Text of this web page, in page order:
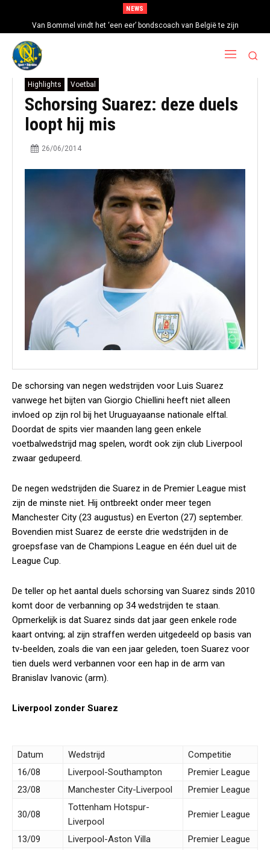
NEWS
Van Bommel vindt het ‘een eer’ bondscoach van België te zijn
Highlights Voetbal
Schorsing Suarez: deze duels
loopt hij mis
26/06/2014
De schorsing van negen wedstrijden voor Luis Suarez
vanwege het bijten van Giorgio Chiellini heeft niet alleen
invloed op zijn rol bij het Uruguayaanse nationale elftal.
Doordat de spits vier maanden lang geen enkele
voetbalwedstrijd mag spelen, wordt ook zijn club Liverpool
zwaar gedupeerd.
De negen wedstrijden die Suarez in de Premier League mist
zijn de minste niet. Hij ontbreekt onder meer tegen
Manchester City (23 augustus) en Everton (27) september.
Bovendien mist Suarez de eerste drie wedstrijden in de
groepsfase van de Champions League en één duel uit de
League Cup.
De teller op het aantal duels schorsing van Suarez sinds 2010
komt door de verbanning op 34 wedstrijden te staan.
Opmerkelijk is dat Suarez sinds dat jaar geen enkele rode
kaart ontving; al zijn straffen werden uitgedeeld op basis van
tv-beelden, zoals die van een jaar geleden, toen Suarez voor
tien duels werd verbannen voor een hap in de arm van
Branislav Ivanovic (arm).
Liverpool zonder Suarez
Datum Wedstrijd
Competitie
16/08
Liverpool-Southampton
Premier League
23/08
Manchester City-Liverpool Premier League
30/08
Tottenham Hotspur-
Liverpool
Premier League
13/09 Liverpool-Aston Villa Premier League